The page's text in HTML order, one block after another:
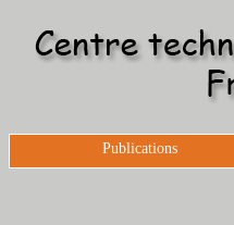
Publications